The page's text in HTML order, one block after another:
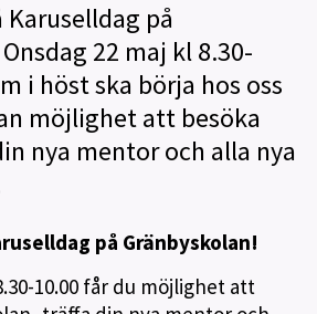
på
22 maj kl 8.30-
i höst ska börja hos oss
möjlighet att besöka
nya mentor och alla nya
på Gränbyskolan!
10.00 får du möjlighet att